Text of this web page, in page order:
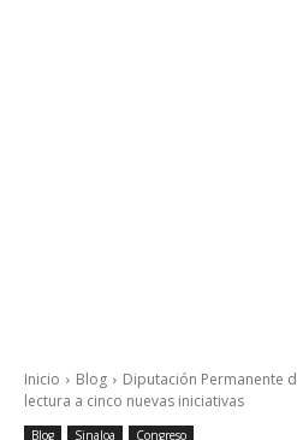
Inicio Blog
Diputación Permanente
lectura a cinco nuevas iniciativas
Blog Sinaloa Congreso